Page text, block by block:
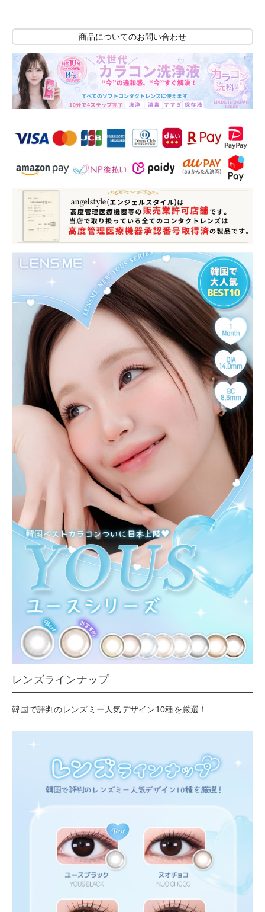
商品についてのお問い合わせ
レンズラインナップ
韓国で評判のレンズミー人気デザイン10種を厳選！